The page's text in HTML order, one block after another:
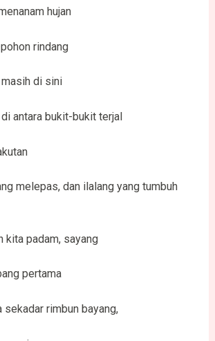
hujan
rindang
di sini
antara bukit-bukit terjal
melepas, dan ilalang yang tumbuh
kita padam, sayang
pertama
rimbun bayang,